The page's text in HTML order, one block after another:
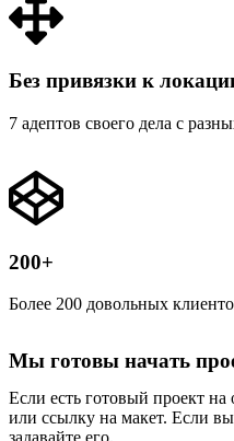
Без привязки к
7 адептов своего дела с
200+
Более 200 довольных
Мы готовы начать
Если есть готовый проект
или ссылку на макет. Если вы